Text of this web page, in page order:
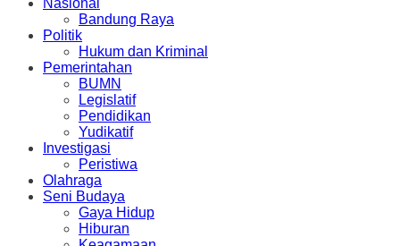
Nasional
Bandung Raya
Politik
Hukum dan Kriminal
Pemerintahan
BUMN
Legislatif
Pendidikan
Yudikatif
Investigasi
Peristiwa
Olahraga
Seni Budaya
Gaya Hidup
Hiburan